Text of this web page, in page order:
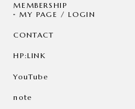
MEMBERSHIP
MY PAGE / LOGIN
CONTACT
HP:LINK
YouTube
note